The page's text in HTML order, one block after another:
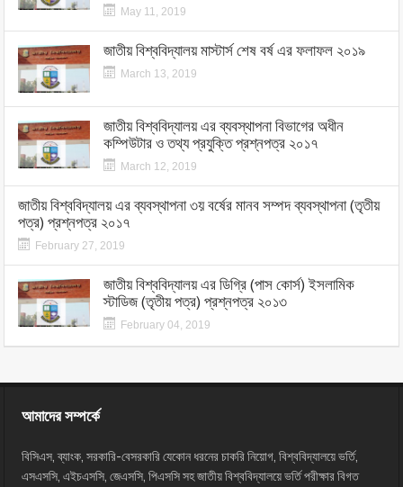
May 11, 2019
জাতীয় বিশ্ববিদ্যালয় মাস্টার্স শেষ বর্ষ এর ফলাফল ২০১৯
March 13, 2019
জাতীয় বিশ্ববিদ্যালয় এর ব্যবস্থাপনা বিভাগের অধীন
কম্পিউটার ও তথ্য প্রযুক্তি প্রশ্নপত্র ২০১৭
March 12, 2019
জাতীয় বিশ্ববিদ্যালয় এর ব্যবস্থাপনা ৩য় বর্ষের মানব সম্পদ ব্যবস্থাপনা (তৃতীয়
পত্র) প্রশ্নপত্র ২০১৭
February 27, 2019
জাতীয় বিশ্ববিদ্যালয় এর ডিগ্রি (পাস কোর্স) ইসলামিক
স্টাডিজ (তৃতীয় পত্র) প্রশ্নপত্র ২০১৩
February 04, 2019
আমাদের সম্পর্কে
বিসিএস, ব্যাংক, সরকারি-বেসরকারি যেকোন ধরনের চাকরি নিয়োগ, বিশ্ববিদ্যালয়ে ভর্তি,
এসএসসি, এইচএসসি, জেএসসি, পিএসসি সহ জাতীয় বিশ্ববিদ্যালয়ে ভর্তি পরীক্ষার বিগত